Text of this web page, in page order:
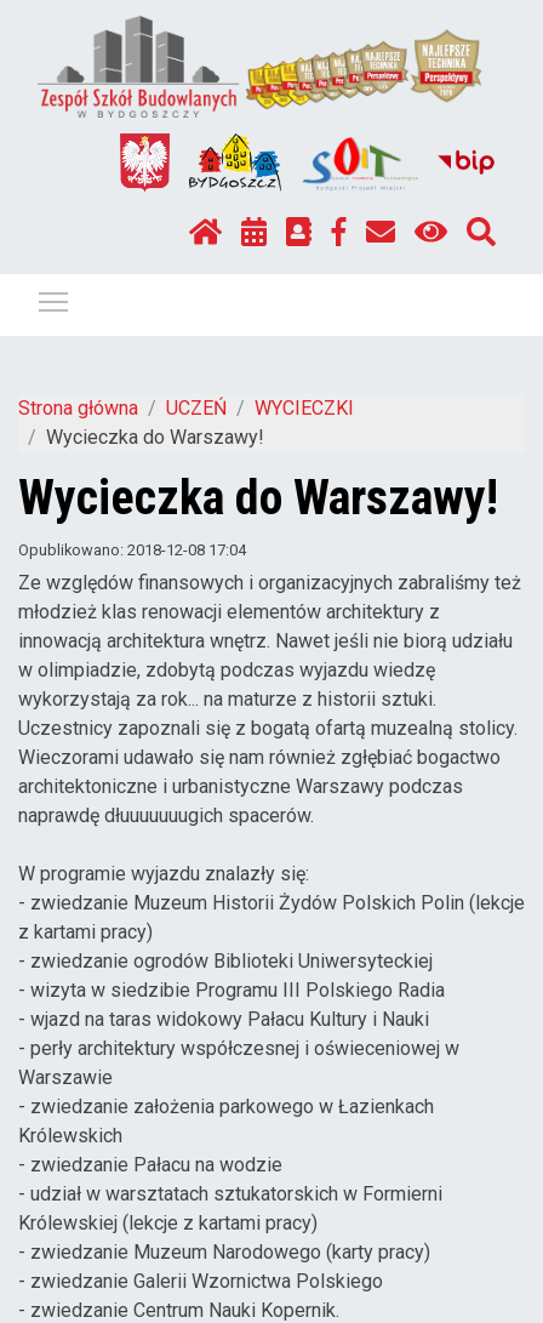
Strona główna UCZEŃ
WYCIECZKI
Wycieczka do Warszawy!
Wycieczka do Warszawy!
Opublikowano: 2018-12-08 17:04
Ze względów finansowych i organizacyjnych zabraliśmy też
młodzież klas renowacji elementów architektury z
innowacją architektura wnętrz. Nawet jeśli nie biorą udziału
w olimpiadzie, zdobytą podczas wyjazdu wiedzę
wykorzystają za rok... na maturze z historii sztuki.
Uczestnicy zapoznali się z bogatą ofartą muzealną stolicy.
Wieczorami udawało się nam również zgłębiać bogactwo
architektoniczne i urbanistyczne Warszawy podczas
naprawdę dłuuuuuuugich spacerów.
W programie wyjazdu znalazły się:
- zwiedzanie Muzeum Historii Żydów Polskich Polin (lekcje
z kartami pracy)
- zwiedzanie ogrodów Biblioteki Uniwersyteckiej
- wizyta w siedzibie Programu III Polskiego Radia
- wjazd na taras widokowy Pałacu Kultury i Nauki
- perły architektury współczesnej i oświeceniowej w
Warszawie
- zwiedzanie założenia parkowego w Łazienkach
Królewskich
- zwiedzanie Pałacu na wodzie
- udział w warsztatach sztukatorskich w Formierni
Królewskiej (lekcje z kartami pracy)
- zwiedzanie Muzeum Narodowego (karty pracy)
- zwiedzanie Galerii Wzornictwa Polskiego
- zwiedzanie Centrum Nauki Kopernik.